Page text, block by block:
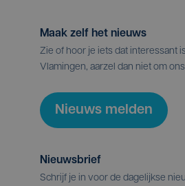
Maak zelf het nieuws
Zie of hoor je iets dat interessant
Vlamingen, aarzel dan niet om
Nieuws melden
Nieuwsbrief
Schrijf je in voor de dagelijkse